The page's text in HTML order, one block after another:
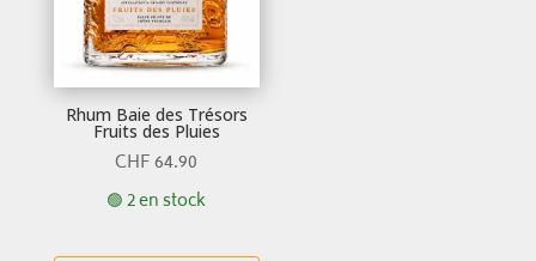
Rhum Baie des Trésors
Fruits des Pluies
CHF64.90
🟢 2 en stock